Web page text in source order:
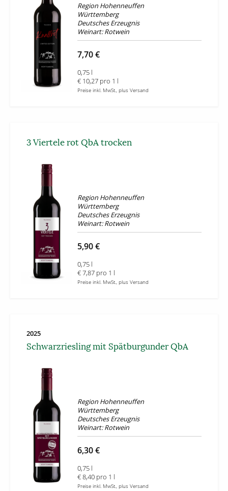
Region Hohenneuffen
Württemberg
Deutsches Erzeugnis
Weinart: Rotwein
7,70 €
0,75 l
€ 10,27 pro 1 l
Preise inkl. MwSt., plus Versand
3 Viertele rot QbA trocken
Region Hohenneuffen
Württemberg
Deutsches Erzeugnis
Weinart: Rotwein
5,90 €
0,75 l
€ 7,87 pro 1 l
Preise inkl. MwSt., plus Versand
2025
Schwarzriesling mit Spätburgunder QbA
Region Hohenneuffen
Württemberg
Deutsches Erzeugnis
Weinart: Rotwein
6,30 €
0,75 l
€ 8,40 pro 1 l
Preise inkl. MwSt., plus Versand